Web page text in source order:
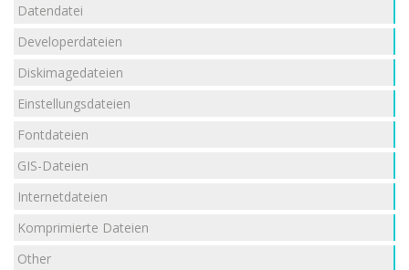
Datendatei
Developerdateien
Diskimagedateien
Einstellungsdateien
Fontdateien
GIS-Dateien
Internetdateien
Komprimierte Dateien
Other